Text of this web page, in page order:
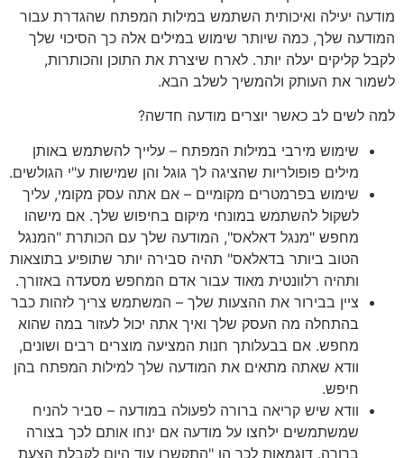
מודעה יעילה ואיכותית השתמש במילות המפתח שהגדרת עבור
המודעה שלך, כמה שיותר שימוש במילים אלה כך הסיכוי שלך
לקבל קליקים יעלה יותר. לארח שיצרת את התוכן והכותרות,
לשמור את העותק ולהמשיך לשלב הבא.
למה לשים לב כאשר יוצרים מודעה חדשה?
שימוש מירבי במילות המפתח – עלייך להשתמש באותן
מילים פופולריות שהציגה לך גוגל והן שמישות ע"י הגולשים.
שימוש בפרמטרים מקומיים – אם אתה עסק מקומי, עליך
לשקול להשתמש במונחי מיקום בחיפוש שלך. אם מישהו
מחפש "מנגל דאלאס", המודעה שלך עם הכותרת "המנגל
הטוב ביותר בדאלאס" תהיה סבירה יותר שתופיע בתוצאות
ותהיה רלוונטית מאוד עבור אדם המחפש מסעדה באזורך.
ציין בבירור את ההצעות שלך – המשתמש צריך לזהות כבר
בהתחלה מה העסק שלך ואיך אתה יכול לעזור במה שהוא
מחפש. אם בבעלותך חנות המציעה מוצרים רבים ושונים,
וודא שאתה מתאים את המודעה שלך למילות המפתח בהן
חיפש.
וודא שיש קריאה ברורה לפעולה במודעה – סביר להניח
שמשתמשים ילחצו על מודעה אם ינחו אותם לכך בצורה
ברורה. דוגמאות לכך הן "התקשרו עוד היום לקבלת הצעת